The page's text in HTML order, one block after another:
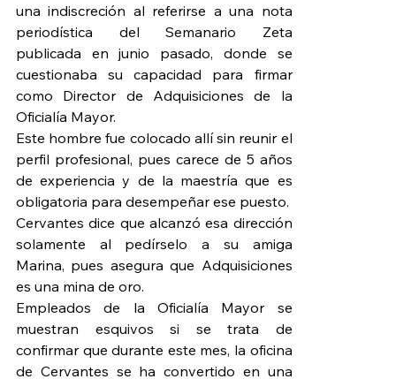
una indiscreción al referirse a una nota
periodística del Semanario Zeta
publicada en junio pasado, donde se
cuestionaba su capacidad para firmar
como Director de Adquisiciones de la
Oficialía Mayor.
Este hombre fue colocado allí sin reunir el
perfil profesional, pues carece de 5 años
de experiencia y de la maestría que es
obligatoria para desempeñar ese puesto.
Cervantes dice que alcanzó esa dirección
solamente al pedírselo a su amiga
Marina, pues asegura que Adquisiciones
es una mina de oro.
Empleados de la Oficialía Mayor se
muestran esquivos si se trata de
confirmar que durante este mes, la oficina
de Cervantes se ha convertido en una